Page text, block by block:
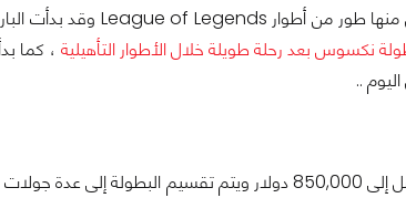
نكسوس بعد رحلة طويلة خلال الأطوار التأهيلية
..
وصلت تلك البطولة إلى أشدها بالأخص وأن العائد ضخم للغاية ويصل إلى 850,000 دولار